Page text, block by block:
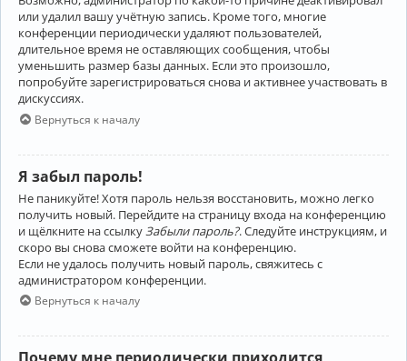
или удалил вашу учётную запись. Кроме того, многие
конференции периодически удаляют пользователей,
длительное время не оставляющих сообщения, чтобы
уменьшить размер базы данных. Если это произошло,
попробуйте зарегистрироваться снова и активнее участвовать в
дискуссиях.
Вернуться к началу
Я забыл пароль!
Не паникуйте! Хотя пароль нельзя восстановить, можно легко
получить новый. Перейдите на страницу входа на конференцию
и щёлкните на ссылку Забыли пароль?. Следуйте инструкциям, и
скоро вы снова сможете войти на конференцию.
Если не удалось получить новый пароль, свяжитесь с
администратором конференции.
Вернуться к началу